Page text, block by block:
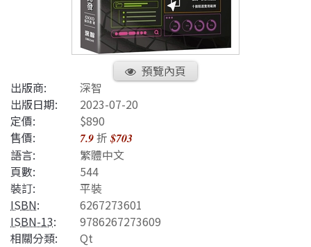
預覽內頁
出版商:
深智
出版日期:
2023-07-20
定價:
$890
售價:
7.9折$703
語言:
繁體中文
頁數:
544
裝訂:
平裝
ISBN:
6267273601
ISBN-13:
9786267273609
相關分類:
Qt